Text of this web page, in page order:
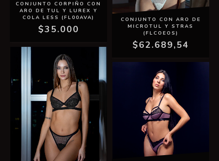
CONJUNTO CORPIÑO CON
ARO DE TUL Y LUREX Y
COLA LESS (FL00AVA)
$35.000
CONJUNTO CON ARO DE
MICROTUL Y STRAS
(FLCOEOS)
$62.689,54